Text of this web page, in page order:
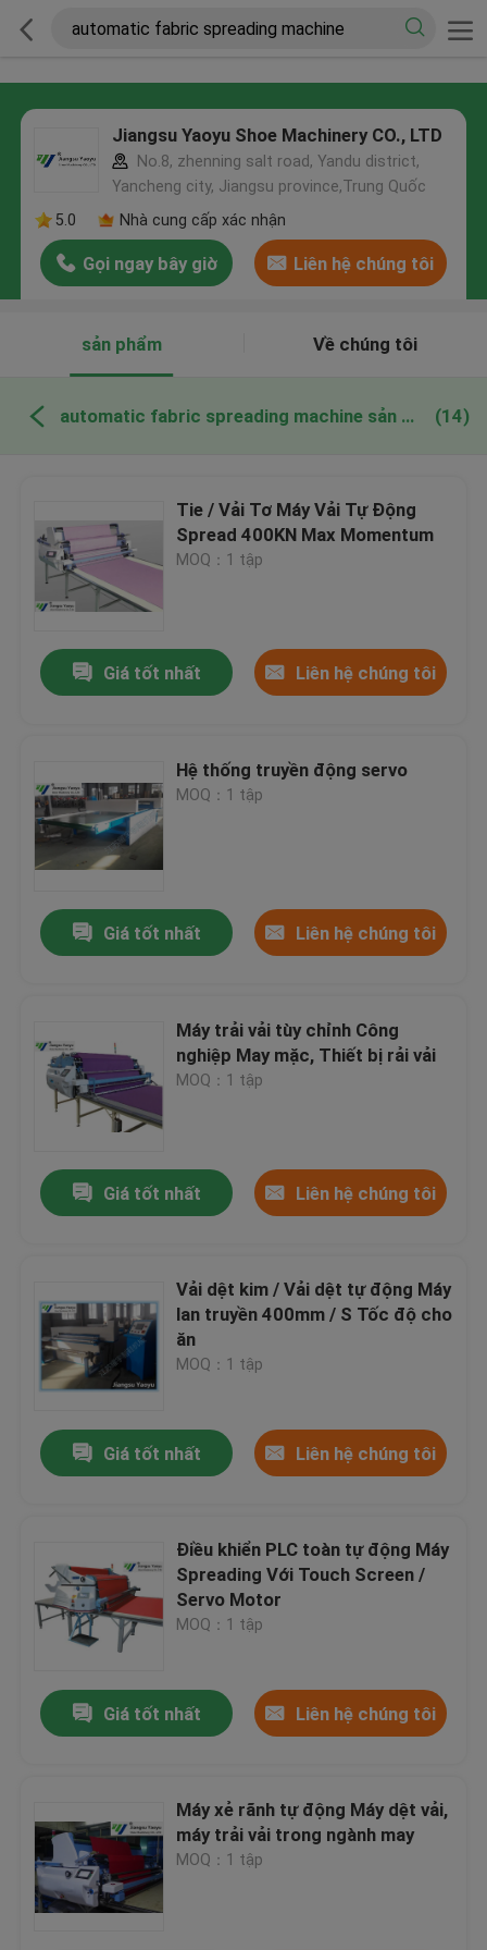
Jiangsu Yaoyu Shoe Machinery CO., LTD
No.8, zhenning salt road, Yandu district,
Yancheng city, Jiangsu province,Trung Quốc
5.0
Nhà cung cấp xác nhận
Gọi ngay bây giờ Liên hệ chúng tôi
sản phẩm Về chúng tôi
automatic fabric spreading machine sản xuất trực tuyến (14)
Tie / Vải Tơ Máy Vải Tự Động
Spread 400KN Max Momentum
MOQ：1 tập
Giá tốt nhất Liên hệ chúng tôi
Hệ thống truyền động servo
MOQ：1 tập
Giá tốt nhất Liên hệ chúng tôi
Máy trải vải tùy chỉnh Công
nghiệp May mặc, Thiết bị rải vải
MOQ：1 tập
Giá tốt nhất Liên hệ chúng tôi
Vải dệt kim / Vải dệt tự động Máy
lan truyền 400mm / S Tốc độ cho
ăn
MOQ：1 tập
Giá tốt nhất Liên hệ chúng tôi
Điều khiển PLC toàn tự động Máy
Spreading Với Touch Screen /
Servo Motor
MOQ：1 tập
Giá tốt nhất Liên hệ chúng tôi
Máy xẻ rãnh tự động Máy dệt vải,
máy trải vải trong ngành may
MOQ：1 tập